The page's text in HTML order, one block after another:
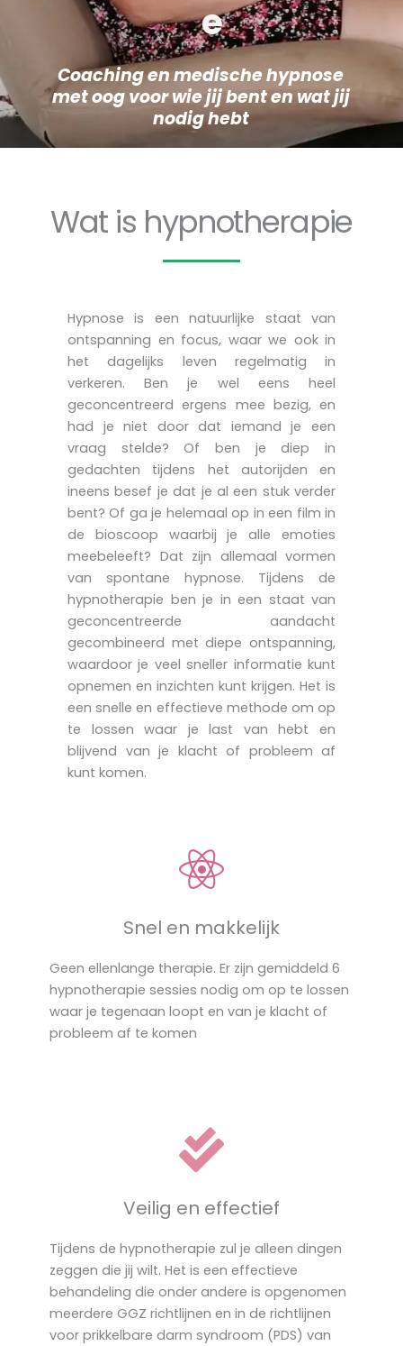
e
Coaching en medische hypnose
met oog voor wie jij bent en wat jij
nodig hebt
Wat is hypnotherapie
Hypnose is een natuurlijke staat van
ontspanning en focus, waar we ook in
het dagelijks leven regelmatig in
verkeren. Ben je wel eens heel
geconcentreerd ergens mee bezig, en
had je niet door dat iemand je een
vraag stelde? Of ben je diep in
gedachten tijdens het autorijden en
ineens besef je dat je al een stuk verder
bent? Of ga je helemaal op in een film in
de bioscoop waarbij je alle emoties
meebeleeft? Dat zijn allemaal vormen
van spontane hypnose. Tijdens de
hypnotherapie ben je in een staat van
geconcentreerde aandacht
gecombineerd met diepe ontspanning,
waardoor je veel sneller informatie kunt
opnemen en inzichten kunt krijgen. Het is
een snelle en effectieve methode om op
te lossen waar je last van hebt en
blijvend van je klacht of probleem af
kunt komen.
Snel en makkelijk
Geen ellenlange therapie. Er zijn gemiddeld 6
hypnotherapie sessies nodig om op te lossen
waar je tegenaan loopt en van je klacht of
probleem af te komen
Veilig en effectief
Tijdens de hypnotherapie zul je alleen dingen
zeggen die jij wilt. Het is een effectieve
behandeling die onder andere is opgenomen
meerdere GGZ richtlijnen en in de richtlijnen
voor prikkelbare darm syndroom (PDS) van